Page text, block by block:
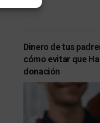
Dinero de tus
cómo evitar que
donación